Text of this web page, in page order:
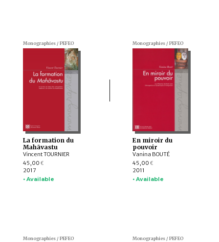
Monographies / PEFEO
La formation du
Mahāvastu
Vincent TOURNIER
45,00 €
2017
• Available
Monographies / PEFEO
En miroir du
pouvoir
Vanina BOUTÉ
45,00 €
2011
• Available
Monographies / PEFEO Monographies / PEFEO